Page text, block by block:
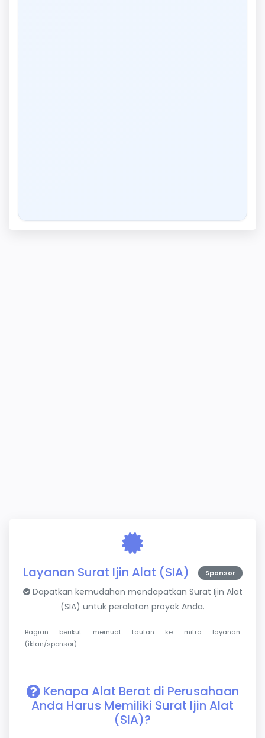
Layanan Surat Ijin Alat (SIA) Sponsor
Dapatkan kemudahan mendapatkan Surat Ijin Alat
(SIA) untuk peralatan proyek Anda.
Bagian berikut memuat tautan ke mitra layanan
(iklan/sponsor).
Kenapa Alat Berat di Perusahaan
Anda Harus Memiliki Surat Ijin Alat
(SIA)?